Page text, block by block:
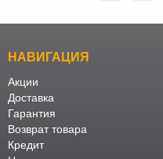
НАВИГАЦИЯ
Акции
Доставка
Гарантия
Возврат товара
Кредит